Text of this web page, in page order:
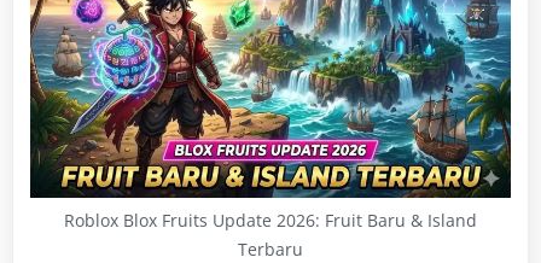
Roblox Blox Fruits Update 2026: Fruit Baru & Island
Terbaru